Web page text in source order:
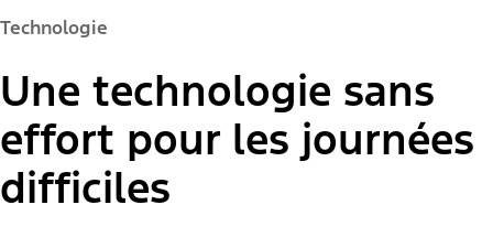
Technologie
Une technologie sans
effort pour les journées
difficiles